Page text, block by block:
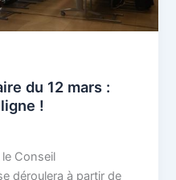
du 12 mars :
!
Conseil
déroulera à partir de